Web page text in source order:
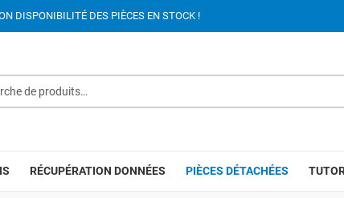
DISPONIBILITÉ DES PIÈCES EN STOCK !
RÉCUPÉRATION DONNÉES PIÈCES DÉTACHÉES